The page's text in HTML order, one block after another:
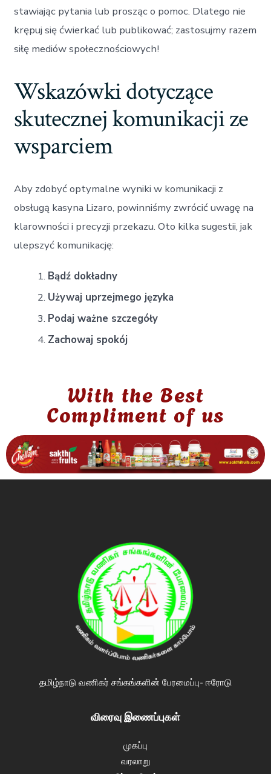
stawiając pytania lub prosząc o pomoc. Dlatego nie
krępuj się ćwierkać lub publikować; zastosujmy razem
siłę mediów społecznościowych!
Wskazówki dotyczące
skutecznej komunikacji ze
wsparciem
Aby zdobyć optymalne wyniki w komunikacji z
obsługą kasyna Lizaro, powinniśmy zwrócić uwagę na
klarowności i precyzji przekazu. Oto kilka sugestii, jak
ulepszyć komunikację:
Bądź dokładny
Używaj uprzejmego języka
Podaj ważne szczegóły
Zachowaj spokój
With the Best
Compliment of us
தமிழ்நாடு வணிகர் சங்கங்களின் பேரமைப்பு- ஈரோடு
விரைவு இணைப்புகள்
முகப்பு
வரலாறு